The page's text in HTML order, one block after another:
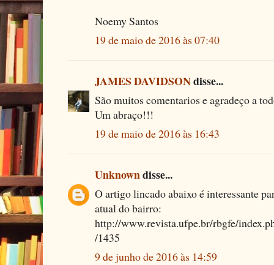
Noemy Santos
19 de maio de 2016 às 07:40
JAMES DAVIDSONdisse...
São muitos comentarios e agradeço a
Um abraço!!!
19 de maio de 2016 às 16:43
Unknowndisse...
O artigo lincado abaixo é interessante
atual do bairro:
http://www.revista.ufpe.br/rbgfe/
/1435
9 de junho de 2016 às 14:59